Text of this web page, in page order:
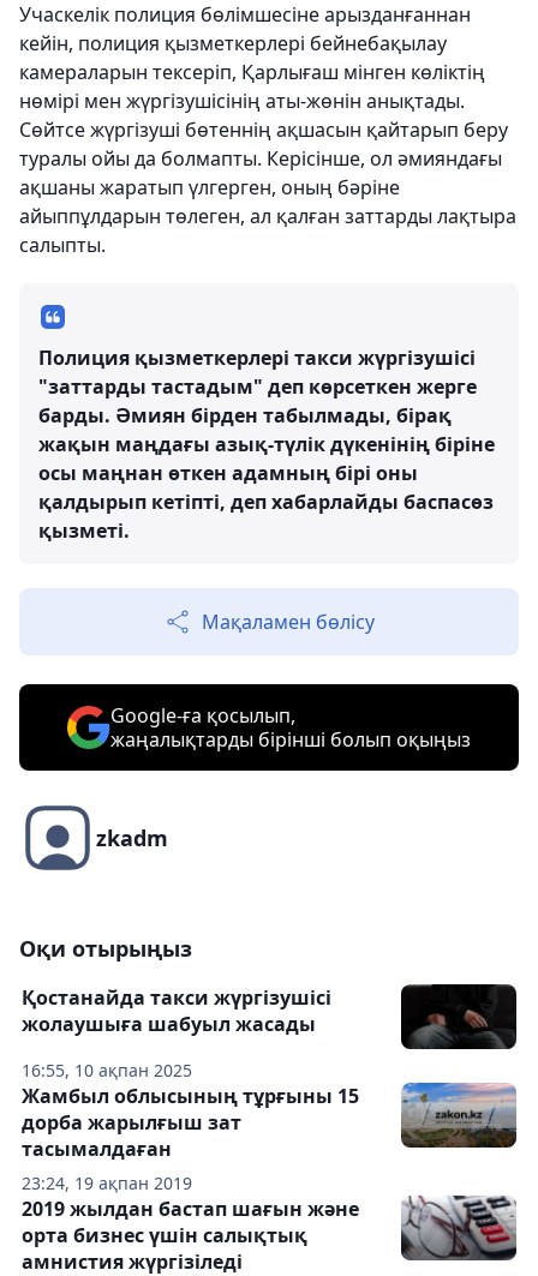
Учаскелік полиция бөлімшесіне арызданғаннан
кейін, полиция қызметкерлері бейнебақылау
камераларын тексеріп, Қарлығаш мінген көліктің
нөмірі мен жүргізушісінің аты-жөнін анықтады.
Сөйтсе жүргізуші бөтеннің ақшасын қайтарып беру
туралы ойы да болмапты. Керісінше, ол әмияндағы
ақшаны жаратып үлгерген, оның бәріне
айыппұлдарын төлеген, ал қалған заттарды лақтыра
салыпты.
Полиция қызметкерлері такси жүргізушісі
"заттарды тастадым" деп көрсеткен жерге
барды. Әмиян бірден табылмады, бірақ
жақын маңдағы азық-түлік дүкенінің біріне
осы маңнан өткен адамның бірі оны
қалдырып кетіпті, деп хабарлайды баспасөз
қызметі.
Мақаламен бөлісу
Google-ға қосылып,
жаңалықтарды бірінші болып оқыңыз
zkadm
Оқи отырыңыз
16:55, 10 ақпан 2025
Қостанайда такси жүргізушісі
жолаушыға шабуыл жасады
23:24, 19 ақпан 2019
Жамбыл облысының тұрғыны 15
дорба жарылғыш зат
тасымалдаған
2019 жылдан бастап шағын және
орта бизнес үшін салықтық
амнистия жүргізіледі